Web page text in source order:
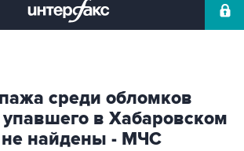
среди обломков
упавшего в Хабаровском
не найдены - МЧС